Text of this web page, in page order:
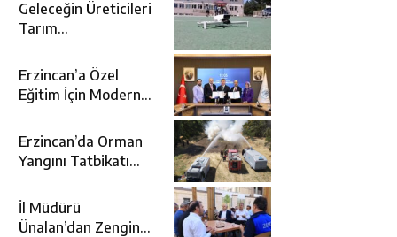
Geleceğin Üreticileri
Tarım
Tanışıyor
Erzincan’a Özel
Eğitim İçin Modern
Eğitim Meslek Okulu
Protokolü İmzalandı
Erzincan’da Orman
Yangını Tatbikatı
İl Müdürü
Ünalan’dan Zengin